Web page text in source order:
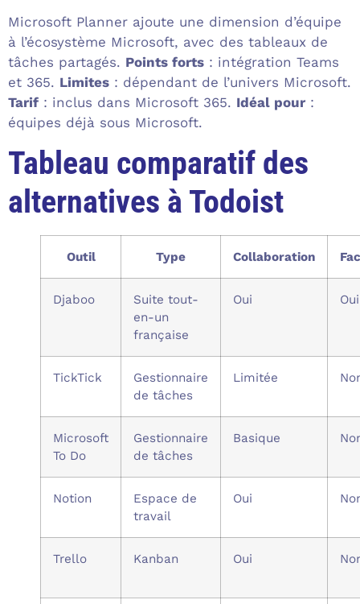
Microsoft Planner ajoute une dimension d’équipe
à l’écosystème Microsoft, avec des tableaux de
tâches partagés. Points forts : intégration Teams
et 365. Limites : dépendant de l’univers Microsoft.
Tarif : inclus dans Microsoft 365. Idéal pour :
équipes déjà sous Microsoft.
Tableau comparatif des
alternatives à Todoist
Outil Type Collaboration
Djaboo
Suite tout-
en-un
française
Oui Oui
TickTick
Gestionnaire
de tâches
Limitée
Microsoft
To Do
Gestionnaire
de tâches
Basique
Notion
Espace de
travail
Oui
Trello Kanban Oui